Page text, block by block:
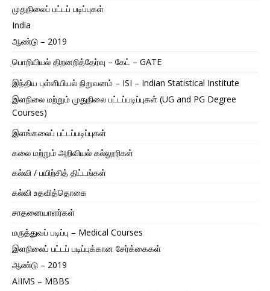
முதுநிலைப் பட்டப் படிப்புகள்
India
ஆண்டு – 2019
பொறியியல் திறனறித்தேர்வு – கேட் – GATE
இந்திய புள்ளியியல் நிறுவனம் – ISI – Indian Statistical Institute
இளநிலை மற்றும் முதுநிலை பட்டப்படிப்புகள் (UG and PG Degree
Courses)
இளங்கலைப் பட்டப்படிப்புகள்
கலை மற்றும் அறிவியல் கல்லூரிகள்
கல்வி / பயிற்சித் திட்டங்கள்
கல்வி உதவித்தொகை
சாதனையாளர்கள்
மருத்துவப் படிப்பு – Medical Courses
இளநிலைப் பட்டப் படிப்புக்கான சேர்க்கைகள்
ஆண்டு – 2019
AIIMS – MBBS